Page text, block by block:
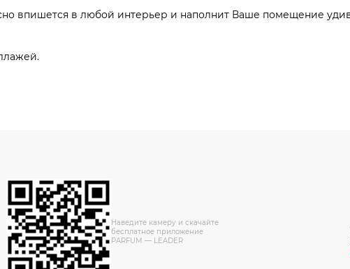
впишется в любой интерьер и наполнит Ваше помещение
Наведите камеру и скачайте
бесплатное приложение
PARFUM — LEADER